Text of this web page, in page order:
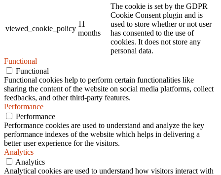
viewed_cookie_policy
11
months
The cookie is set by the GDPR
Cookie Consent plugin and is
used to store whether or not user
has consented to the use of
cookies. It does not store any
personal data.
Functional
Functional
Functional cookies help to perform certain functionalities like
sharing the content of the website on social media platforms, collect
feedbacks, and other third-party features.
Performance
Performance
Performance cookies are used to understand and analyze the key
performance indexes of the website which helps in delivering a
better user experience for the visitors.
Analytics
Analytics
Analytical cookies are used to understand how visitors interact with